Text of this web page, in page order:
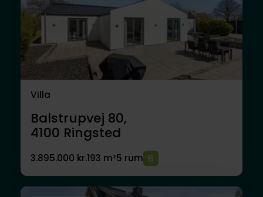
Villa
Balstrupvej 80,
4100 Ringsted
3.895.000 kr.193 m²5 rum